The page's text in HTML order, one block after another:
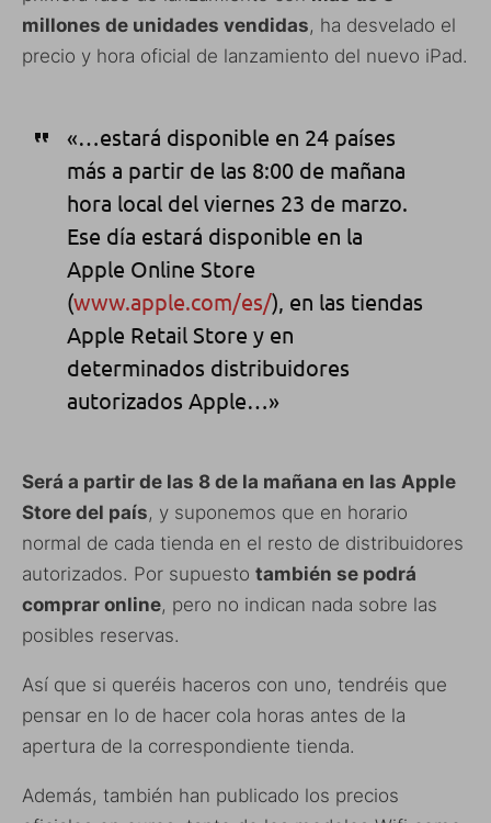
millones de unidades vendidas, ha desvelado el
precio y hora oficial de lanzamiento del nuevo iPad.
«…estará disponible en 24 países
más a partir de las 8:00 de mañana
hora local del viernes 23 de marzo.
Ese día estará disponible en la
Apple Online Store
(www.apple.com/es/), en las tiendas
Apple Retail Store y en
determinados distribuidores
autorizados Apple…»
Será a partir de las 8 de la mañana en las Apple
Store del país, y suponemos que en horario
normal de cada tienda en el resto de distribuidores
autorizados. Por supuesto también se podrá
comprar online, pero no indican nada sobre las
posibles reservas.
Así que si queréis haceros con uno, tendréis que
pensar en lo de hacer cola horas antes de la
apertura de la correspondiente tienda.
Además, también han publicado los precios